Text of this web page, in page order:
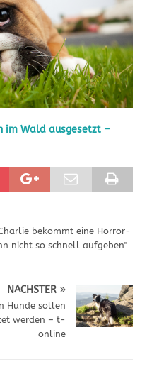
im Wald ausgesetzt –
bekommt eine Horror-
nicht so schnell aufgeben"
NÄCHSTER
Hunde sollen
werden – t-
online